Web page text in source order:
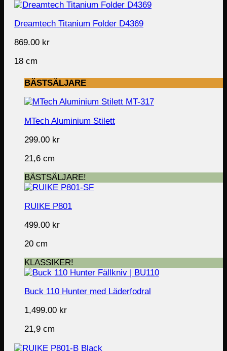
Dreamtech Titanium Folder D4369
869.00 kr
18 cm
BÄSTSÄLJARE
MTech Aluminium Stilett
299.00 kr
21,6 cm
BÄSTSÄLJARE!
RUIKE P801
499.00 kr
20 cm
KLASSIKER!
Buck 110 Hunter med Läderfodral
1,499.00 kr
21,9 cm